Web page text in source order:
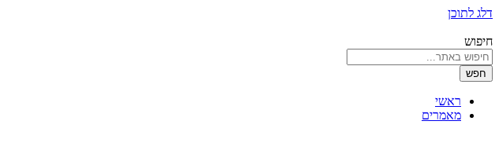
דלג לתוכן
חיפוש
חפש
ראשי
מאמרים